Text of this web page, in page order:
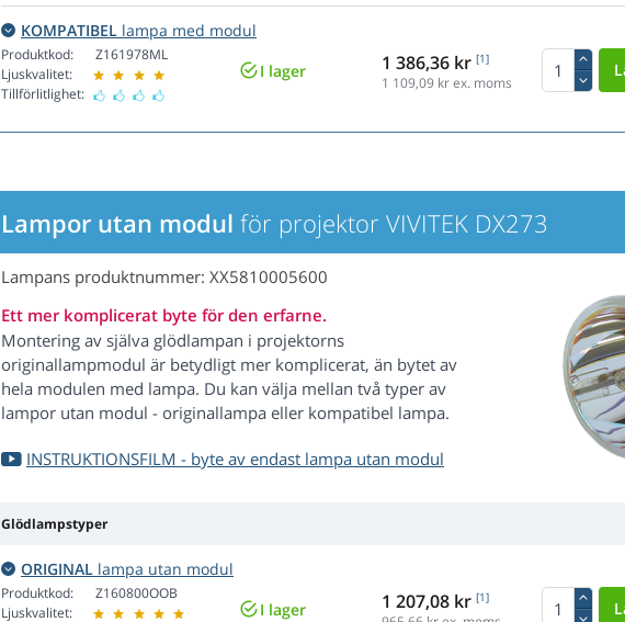
KOMPATIBEL lampa med modul
Produktkod:
Ljuskvalitet:
Tillförlitlighet:
Z161978ML
I lager 1 386,36 kr [1]
1 109,09 kr ex. moms
Lampor utan modul för projektor VIVITEK DX273
Lampans produktnummer: XX5810005600
Ett mer komplicerat byte för den erfarne.
Montering av själva glödlampan i projektorns
originallampmodul är betydligt mer komplicerat, än bytet av
hela modulen med lampa. Du kan välja mellan två typer av
lampor utan modul - originallampa eller kompatibel lampa.
INSTRUKTIONSFILM - byte av endast lampa utan modul
Glödlampstyper
ORIGINAL lampa utan modul
Produktkod:
Ljuskvalitet:
Z160800OOB
I lager 1 207,08 kr [1]